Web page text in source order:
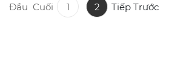
Đầu Cuối 1 2 Tiếp Trước